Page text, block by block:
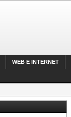
WEB E INTERNET